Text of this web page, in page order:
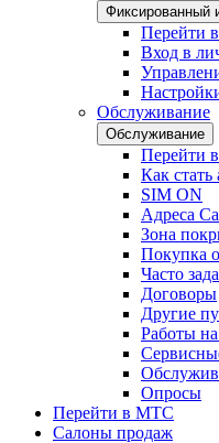
Фиксированный
Перейти
Вход в
Обслуживание
Обслуживание
Перейти
Как
SIM ON
Адреса
Зона
Покупка
Часто
Договоры
Другие
Работы на
Опросы
Перейти в МТС
Салоны продаж